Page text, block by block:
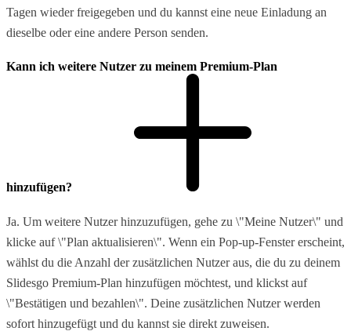
Tagen wieder freigegeben und du kannst eine neue Einladung an
dieselbe oder eine andere Person senden.
Kann ich weitere Nutzer zu meinem Premium-Plan
hinzufügen?
Ja. Um weitere Nutzer hinzuzufügen, gehe zu \"Meine Nutzer\" und
klicke auf \"Plan aktualisieren\". Wenn ein Pop-up-Fenster erscheint,
wählst du die Anzahl der zusätzlichen Nutzer aus, die du zu deinem
Slidesgo Premium-Plan hinzufügen möchtest, und klickst auf
\"Bestätigen und bezahlen\". Deine zusätzlichen Nutzer werden
sofort hinzugefügt und du kannst sie direkt zuweisen.